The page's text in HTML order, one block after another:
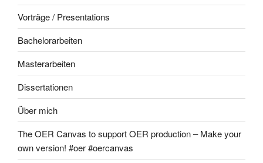
Vorträge / Presentations
Bachelorarbeiten
Masterarbeiten
Dissertationen
Über mich
The OER Canvas to support OER production – Make your
own version! #oer #oercanvas